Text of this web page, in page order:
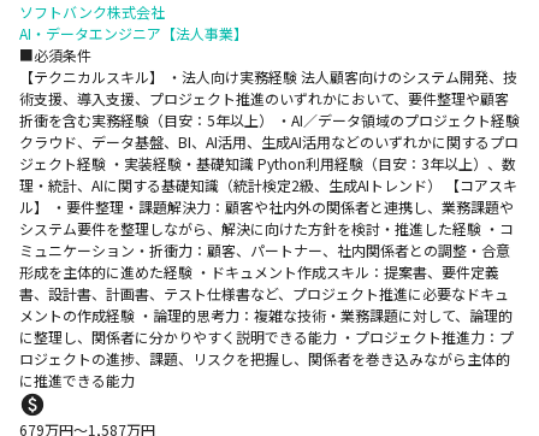
ソフトバンク株式会社
AI・データエンジニア【法人事業】
■必須条件
【テクニカルスキル】 ・法人向け実務経験 法人顧客向けのシステム開発、技
術支援、導入支援、プロジェクト推進のいずれかにおいて、要件整理や顧客
折衝を含む実務経験（目安：5年以上） ・AI／データ領域のプロジェクト経験
クラウド、データ基盤、BI、AI活用、生成AI活用などのいずれかに関するプロ
ジェクト経験 ・実装経験・基礎知識 Python利用経験（目安：3年以上）、数
理・統計、AIに関する基礎知識（統計検定2級、生成AIトレンド） 【コアスキ
ル】 ・要件整理・課題解決力：顧客や社内外の関係者と連携し、業務課題や
システム要件を整理しながら、解決に向けた方針を検討・推進した経験 ・コ
ミュニケーション・折衝力：顧客、パートナー、社内関係者との調整・合意
形成を主体的に進めた経験 ・ドキュメント作成スキル：提案書、要件定義
書、設計書、計画書、テスト仕様書など、プロジェクト推進に必要なドキュ
メントの作成経験 ・論理的思考力：複雑な技術・業務課題に対して、論理的
に整理し、関係者に分かりやすく説明できる能力 ・プロジェクト推進力：プ
ロジェクトの進捗、課題、リスクを把握し、関係者を巻き込みながら主体的
に推進できる能力
679万円〜1,587万円